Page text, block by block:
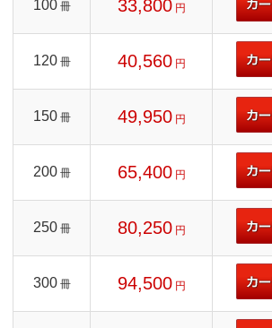
100 冊 33,800 円
120 冊 40,560 円
150 冊 49,950 円
200 冊 65,400 円
250 冊 80,250 円
300 冊 94,500 円